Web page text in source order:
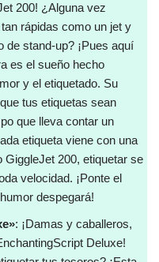
200! ¿Alguna vez
rápidas como un jet y
de stand-up? ¡Pues aquí
es el sueño hecho
y el etiquetado. Su
tus etiquetas sean
que lleva contar un
etiqueta viene con una
GiggleJet 200, etiquetar se
velocidad. ¡Ponte el
despegará!
: ¡Damas y caballeros,
Deluxe!